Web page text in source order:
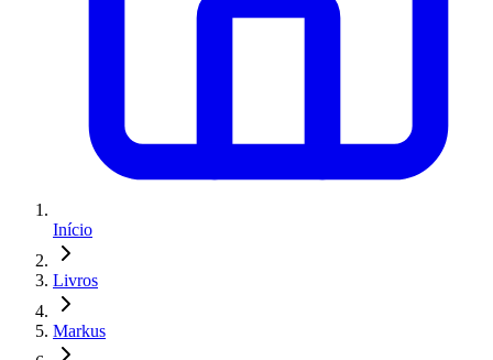
Início
Livros
Markus